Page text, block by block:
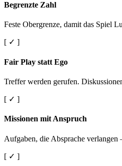
Begrenzte Zahl
Feste Obergrenze, damit das Spiel
[ ✓ ]
Fair Play statt Ego
Treffer werden gerufen.
[ ✓ ]
Missionen mit Anspruch
Aufgaben, die Absprache
[ ✓ ]